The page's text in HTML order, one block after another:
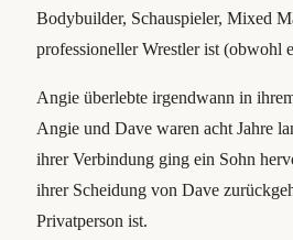
Bodybuilder, Schauspieler, Mixed
professioneller Wrestler ist (obwohl
Angie überlebte irgendwann in
Angie und Dave waren acht Jahre
ihrer Verbindung ging ein Sohn
ihrer Scheidung von Dave
Privatperson ist.